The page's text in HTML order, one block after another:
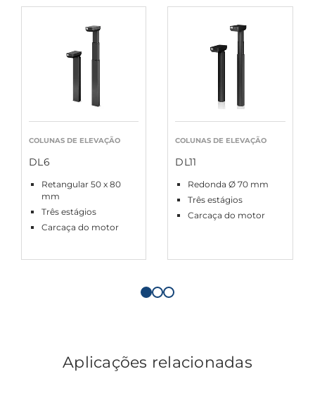
COLUNAS DE ELEVAÇÃO
DL6
Retangular 50 x 80
mm
Três estágios
Carcaça do motor
COLUNAS DE ELEVAÇÃO
DL11
Redonda Ø 70 mm
Três estágios
Carcaça do motor
Aplicações relacionadas